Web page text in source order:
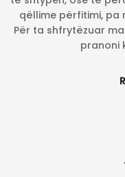
qëllime përfitimi, pa
Për ta shfrytëzuar
pranoni